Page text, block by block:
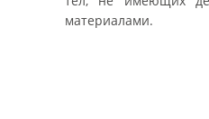
материалами.